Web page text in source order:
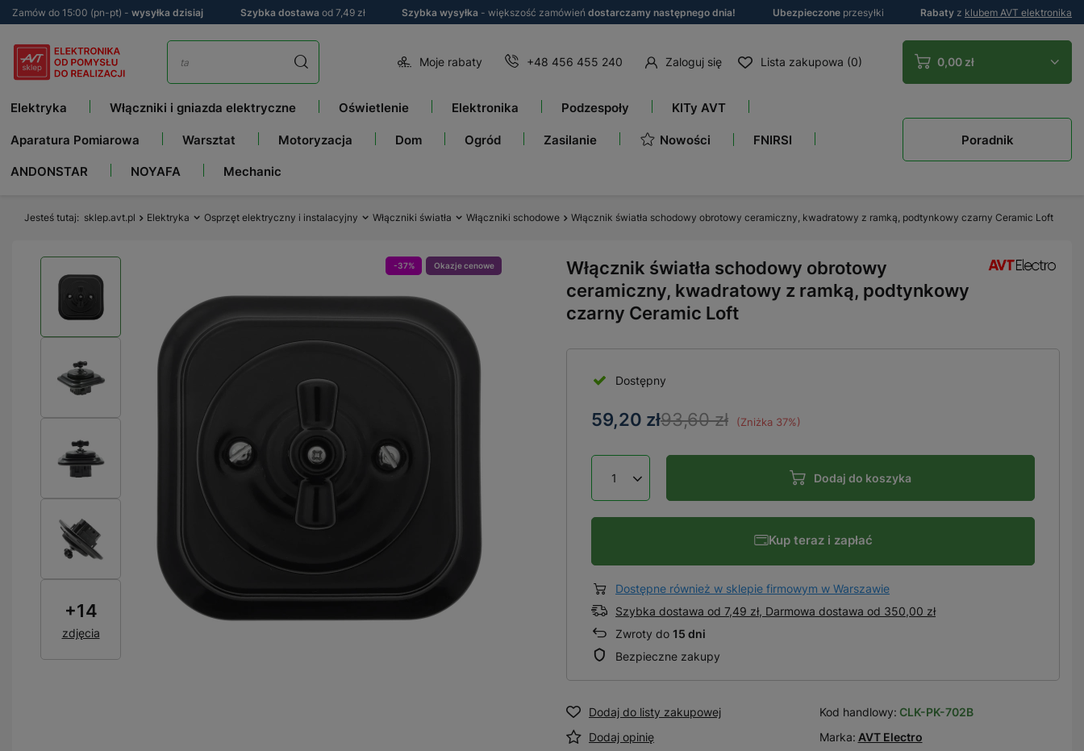
Zamów do 15:00 (pn-pt) - wysyłka dzisiaj Szybka dostawa od 7,49 zł Szybka wysyłka - większość zamówień dostarczamy następnego dnia! Ubezpieczone przesyłki Rabaty z klubem AVT elektronika
Moje rabaty +48 456 455 240 Zaloguj się Lista zakupowa (0) 0,00 zł
Elektryka Włączniki i gniazda elektryczne Oświetlenie Elektronika Podzespoły KITy AVT
Aparatura Pomiarowa Warsztat Motoryzacja Dom Ogród Zasilanie Nowości FNIRSI
ANDONSTAR NOYAFA Mechanic
Poradnik
Jesteś tutaj sklep.avt.pl Elektryka Osprzęt elektryczny i instalacyjny Włączniki światła Włączniki schodowe Włącznik światła schodowy obrotowy ceramiczny, kwadratowy z ramką, podtynkowy czarny Ceramic Loft
+14
zdjęcia
-37% Okazje cenowe
Włącznik światła schodowy obrotowy
ceramiczny, kwadratowy z ramką, podtynkowy
czarny Ceramic Loft
Dostępny
93,60 zł (Zniżka 37%)
59,20 zł
Dodaj do koszyka
Kup teraz i zapłać
Dostępne również w sklepie firmowym w Warszawie
Szybka dostawa od 7,49 zł, Darmowa dostawa od 350,00 zł
Zwroty do 15 dni
Bezpieczne zakupy
Dodaj do listy zakupowej
Dodaj opinię
Kod handlowy: CLK-PK-702B
Marka: AVT Electro